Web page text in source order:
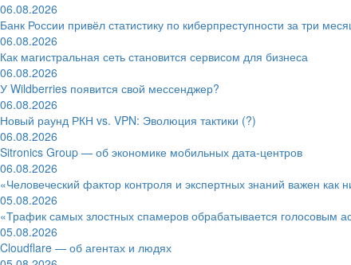
06.08.2026
Банк России привёл статистику по киберпреступности за три
06.08.2026
Как магистральная сеть становится сервисом для бизнеса
06.08.2026
У Wildberries появится свой мессенджер?
06.08.2026
Новый раунд РКН vs. VPN: Эволюция тактики (?)
06.08.2026
Sitronics Group — об экономике мобильных дата-центров
06.08.2026
«Человеческий фактор контроля и экспертных знаний важен как
05.08.2026
«Трафик самых злостных спамеров обрабатывается голосовым
05.08.2026
Cloudflare — об агентах и людях